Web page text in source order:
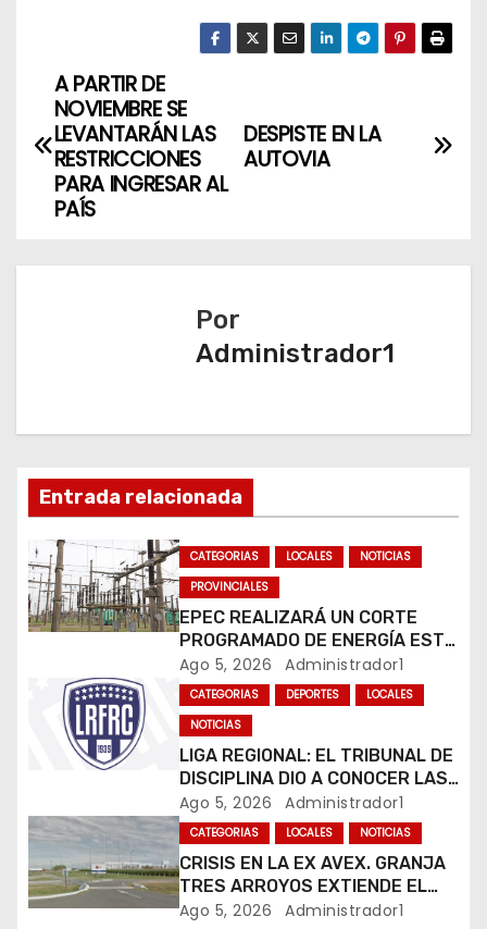
N
a
g
n
d
e
e
a
d
a
DESPISTE EN LA
AUTOVIA
A PARTIR DE
NOVIEMBRE SE
LEVANTARÁN LAS
RESTRICCIONES
PARA INGRESAR AL
PAÍS
Por
Administrador1
Entrada relacionada
CATEGORIAS LOCALES
NOTICIAS
PROVINCIALES
EPEC REALIZARÁ UN CORTE
PROGRAMADO DE ENERGÍA ESTE
JUEVES EN RÍO CUARTO
Ago 5, 2026 Administrador1
CATEGORIAS DEPORTES
LOCALES
NOTICIAS
LIGA REGIONAL: EL TRIBUNAL DE
DISCIPLINA DIO A CONOCER LAS
SANCIONES DEL BOLETÍN
OFICIAL N.º 24
Ago 5, 2026 Administrador1
CATEGORIAS LOCALES NOTICIAS
CRISIS EN LA EX AVEX. GRANJA
TRES ARROYOS EXTIENDE EL
CIERRE DE LA PLANTA DE AVEX
Ago 5, 2026 Administrador1